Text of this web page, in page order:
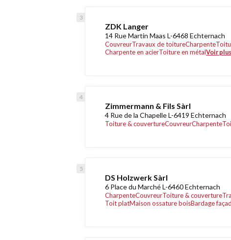
ZDK Langer
14 Rue Martin Maas L-6468 Echternach
CouvreurTravaux de toitureCharpente
Charpente en acierToiture en métalVoir plus
Zimmermann & Fils Sàrl
4 Rue de la Chapelle L-6419 Echternach
Toiture & couvertureCouvreurCharpente
DS Holzwerk Sàrl
6 Place du Marché L-6460 Echternach
CharpenteCouvreurToiture & couverture
Toit platMaison ossature boisBardage